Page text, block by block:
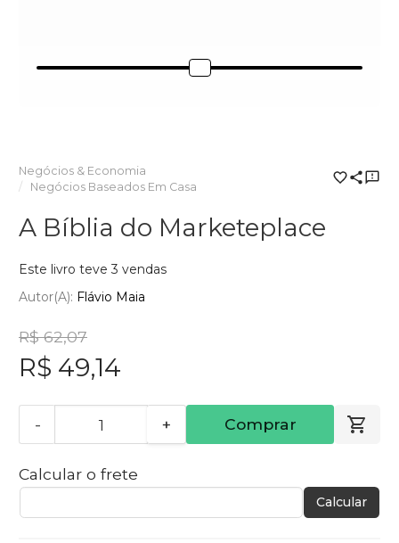
Negócios & Economia
Negócios Baseados Em Casa
A Bíblia do Marketeplace
Este livro teve 3 vendas
Autor(a): Flávio Maia
R$ 62,07
R$ 49,14
- + Comprar
Calcular o frete
Calcular